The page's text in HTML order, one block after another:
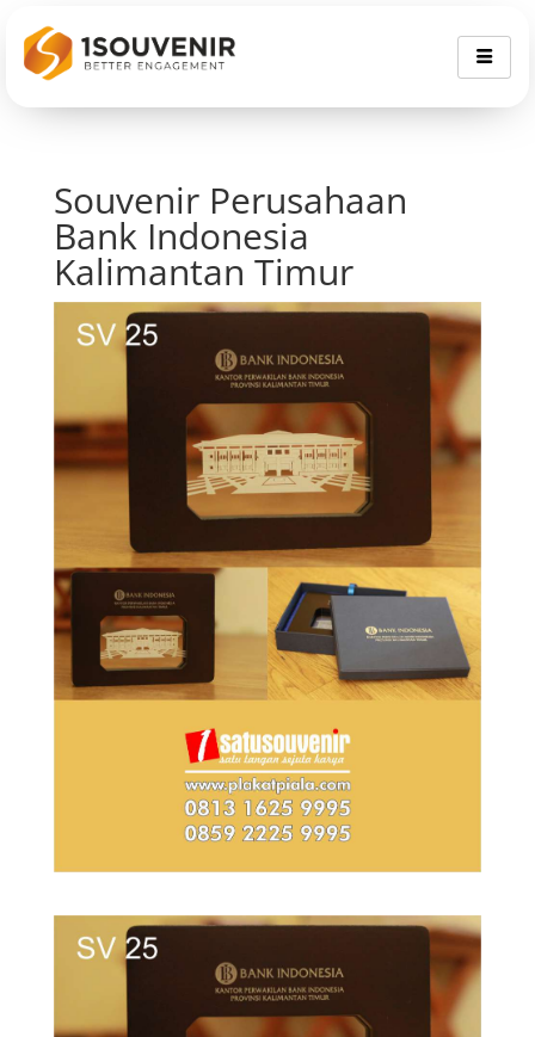
Souvenir Perusahaan
Bank Indonesia
Kalimantan Timur